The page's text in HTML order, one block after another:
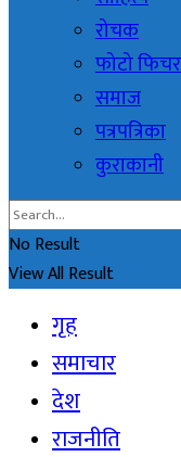
रोचक
फोटो फिचर
समाज
पत्रपत्रिका
कुराकानी
No Result
View All Result
गृह
समाचार
देश
राजनीति